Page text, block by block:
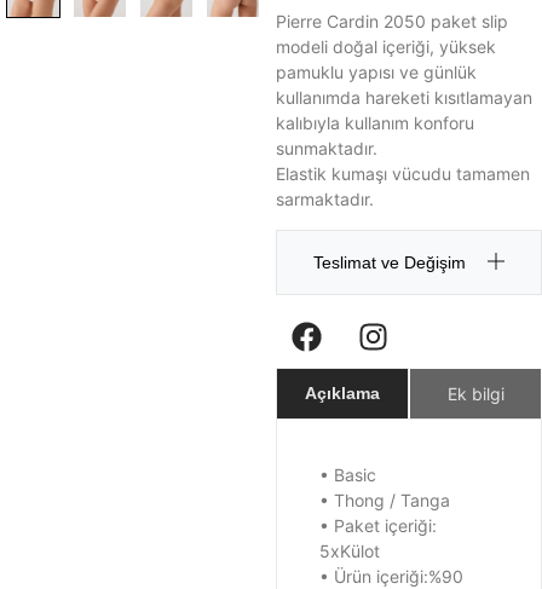
Pierre Cardin 2050 paket slip
modeli doğal içeriği, yüksek
pamuklu yapısı ve günlük
kullanımda hareketi kısıtlamayan
kalıbıyla kullanım konforu
sunmaktadır.
Elastik kumaşı vücudu tamamen
sarmaktadır.
Teslimat ve Değişim
Açıklama Ek bilgi
• Basic
• Thong / Tanga
• Paket içeriği:
5xKülot
• Ürün içeriği:%90